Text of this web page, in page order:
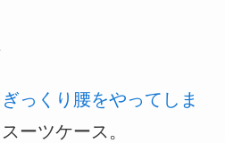
ぎっくり腰をやってしま
ーツケース。